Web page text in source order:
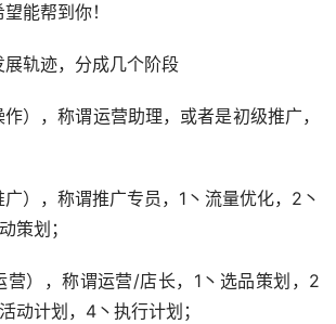
能帮到你！
轨迹，分成几个阶段
），称谓运营助理，或者是初级推广，
），称谓推广专员，1丶流量优化，2丶
策划；
），称谓运营/店长，1丶选品策划，2
动计划，4丶执行计划；